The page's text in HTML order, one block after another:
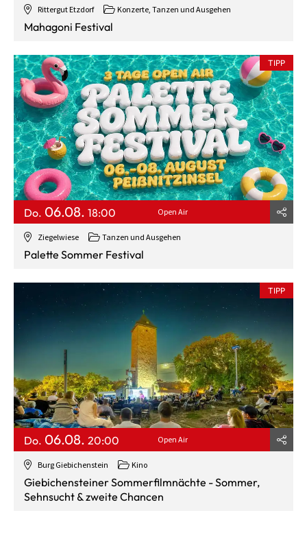
Rittergut Etzdorf Konzerte, Tanzen und Ausgehen
Mahagoni Festival
Ziegelwiese Tanzen und Ausgehen
TIPP
Do. 06.08. 18:00 Open Air
Palette Sommer Festival
Burg Giebichenstein Kino
TIPP
Do. 06.08. 20:00 Open Air
Giebichensteiner Sommerfilmnächte - Sommer,
Sehnsucht & zweite Chancen